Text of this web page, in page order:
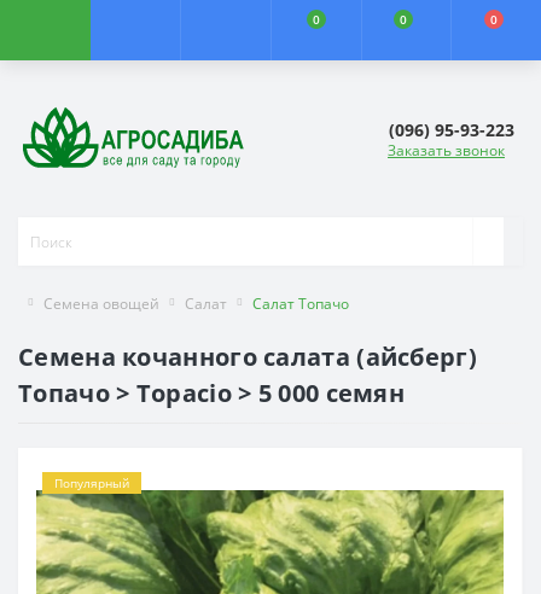
0 0 0
(096) 95-93-223
Заказать звонок
Семена овощей Салат Салат Топачо
Семена кочанного салата (айсберг)
Топачо > Topacio > 5 000 семян
Популярный